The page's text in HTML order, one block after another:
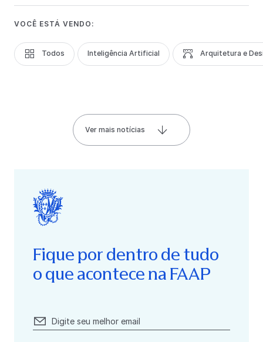
VOCÊ ESTÁ VENDO:
Todos Inteligência Artificial Arquitetura e
Ver mais notícias
Fique por dentro de tudo
o que acontece na FAAP